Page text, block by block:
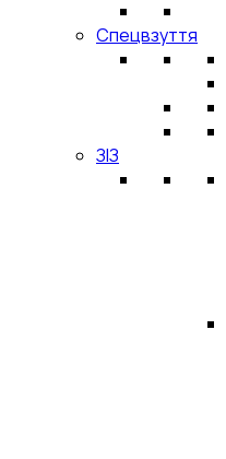
Спецвзуття
ЗІЗ